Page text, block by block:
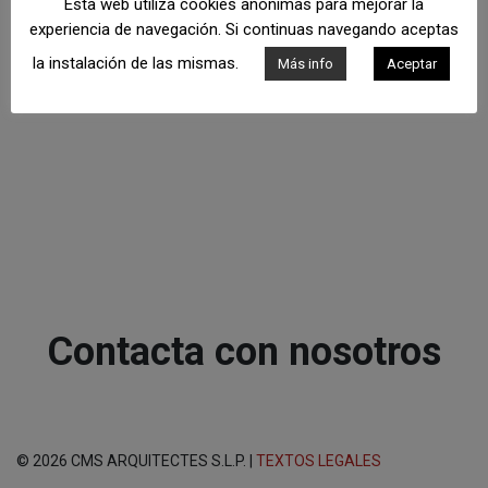
Contacta con nosotros
© 2026 CMS ARQUITECTES S.L.P. | TEXTOS LEGALES
experiencia de navegación. Si continuas navegando aceptas
la instalación de las mismas.
Más info Aceptar